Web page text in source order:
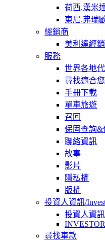
荷西.漢米
東尼.弗瑞
經銷商
美利達經
服務
世界各地
尋找適合
手冊下載
單車旅遊
召回
保固查詢&
聯絡資訊
故事
影片
隱私權
版權
投資人資訊/
投資人資訊
尋找車款